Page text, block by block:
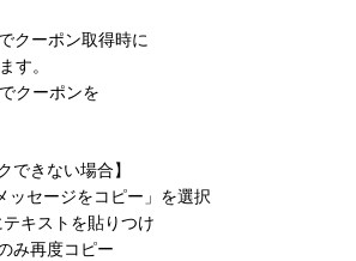
クーポン取得時に
す。
クーポンを
できない場合】
ッセージをコピー」を選択
キストを貼りつけ
み再度コピー